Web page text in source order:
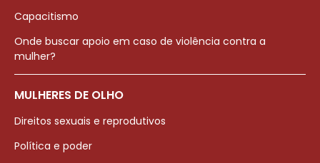
Capacitismo
Onde buscar apoio em caso de violência contra a
mulher?
MULHERES DE OLHO
Direitos sexuais e reprodutivos
Política e poder